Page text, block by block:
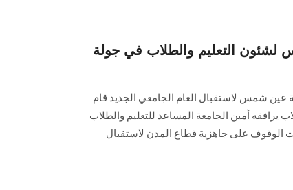
التعليم والطلاب في جولة
عين شمس لاستقبال العام الجامعي الجديد قام
يرافقه أمين الجامعة المساعد للتعليم والطلاب
الوقوف على جاهزية قطاع المدن لاستقبال